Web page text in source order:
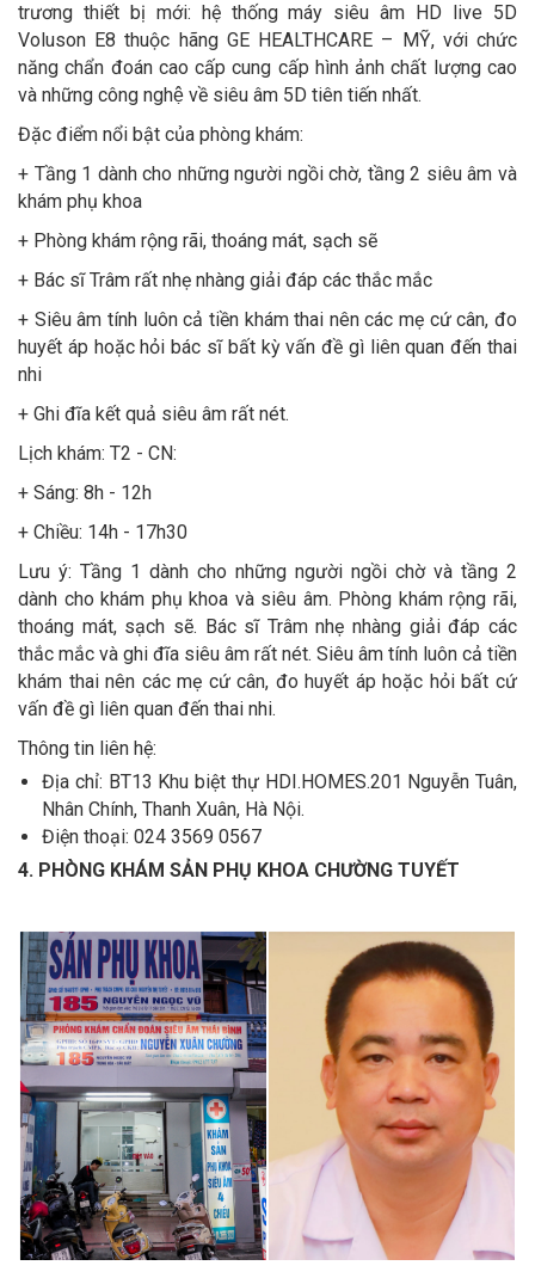
trương thiết bị mới: hệ thống máy siêu âm HD live 5D
Voluson E8 thuộc hãng GE HEALTHCARE – MỸ, với chức
năng chẩn đoán cao cấp cung cấp hình ảnh chất lượng cao
và những công nghệ về siêu âm 5D tiên tiến nhất.
Đặc điểm nổi bật của phòng khám:
+ Tầng 1 dành cho những người ngồi chờ, tầng 2 siêu âm và
khám phụ khoa
+ Phòng khám rộng rãi, thoáng mát, sạch sẽ
+ Bác sĩ Trâm rất nhẹ nhàng giải đáp các thắc mắc
+ Siêu âm tính luôn cả tiền khám thai nên các mẹ cứ cân, đo
huyết áp hoặc hỏi bác sĩ bất kỳ vấn đề gì liên quan đến thai
nhi
+ Ghi đĩa kết quả siêu âm rất nét.
Lịch khám: T2 - CN:
+ Sáng: 8h - 12h
+ Chiều: 14h - 17h30
Lưu ý: Tầng 1 dành cho những người ngồi chờ và tầng 2
dành cho khám phụ khoa và siêu âm. Phòng khám rộng rãi,
thoáng mát, sạch sẽ. Bác sĩ Trâm nhẹ nhàng giải đáp các
thắc mắc và ghi đĩa siêu âm rất nét. Siêu âm tính luôn cả tiền
khám thai nên các mẹ cứ cân, đo huyết áp hoặc hỏi bất cứ
vấn đề gì liên quan đến thai nhi.
Thông tin liên hệ:
Địa chỉ: BT13 Khu biệt thự HDI.HOMES.201 Nguyễn Tuân,
Nhân Chính, Thanh Xuân, Hà Nội.
Điện thoại: 024 3569 0567
4. PHÒNG KHÁM SẢN PHỤ KHOA CHƯỜNG TUYẾT